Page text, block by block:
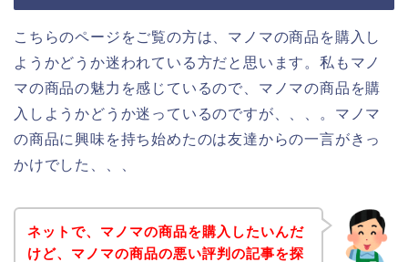
こちらのページをご覧の方は、マノマの商品を購入し
ようかどうか迷われている方だと思います。私もマノ
マの商品の魅力を感じているので、マノマの商品を購
入しようかどうか迷っているのですが、、、。マノマ
の商品に興味を持ち始めたのは友達からの一言がきっ
かけでした、、、
ネットで、マノマの商品を購入したいんだ
けど、マノマの商品の悪い評判の記事を探